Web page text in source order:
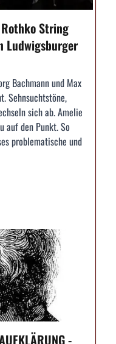
Rothko String
Ludwigsburger
Bachmann und Max
Sehnsuchtstöne,
sich ab. Amelie
auf den Punkt. So
problematische und
-